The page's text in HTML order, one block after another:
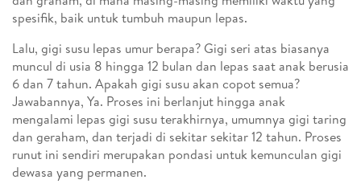
spesifik, baik untuk tumbuh maupun lepas.
Lalu, gigi susu lepas umur berapa? Gigi seri atas biasanya
muncul di usia 8 hingga 12 bulan dan lepas saat anak berusia
6 dan 7 tahun. Apakah gigi susu akan copot semua?
Jawabannya, Ya. Proses ini berlanjut hingga anak
mengalami lepas gigi susu terakhirnya, umumnya gigi taring
dan geraham, dan terjadi di sekitar sekitar 12 tahun. Proses
runut ini sendiri merupakan pondasi untuk kemunculan gigi
dewasa yang permanen.